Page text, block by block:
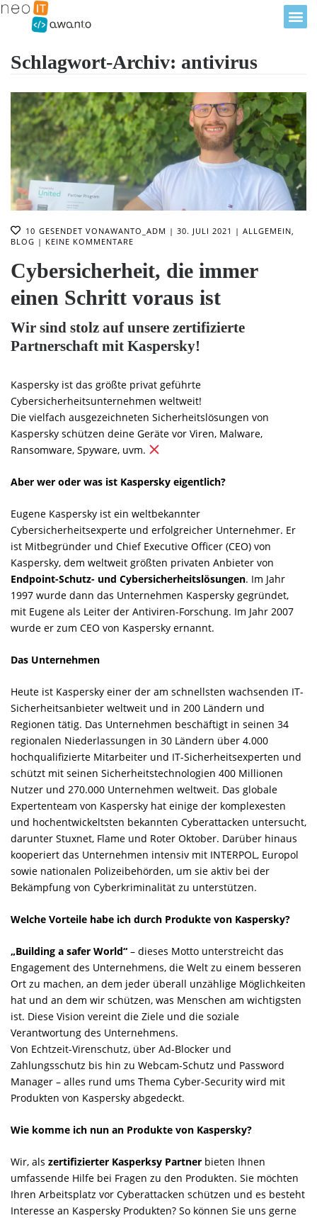
Schlagwort-Archiv: antivirus
10 GESENDET VONAWANTO_ADM 30. JULI 2021 ALLGEMEIN,
BLOG
KEINE KOMMENTARE
Cybersicherheit, die immer
einen Schritt voraus ist
Wir sind stolz auf unsere zertifizierte
Partnerschaft mit Kaspersky!
Kaspersky ist das größte privat geführte
Cybersicherheitsunternehmen weltweit!
Die vielfach ausgezeichneten Sicherheitslösungen von
Kaspersky schützen deine Geräte vor Viren, Malware,
Ransomware, Spyware, uvm.
Aber wer oder was ist Kaspersky eigentlich?
Eugene Kaspersky ist ein weltbekannter
Cybersicherheitsexperte und erfolgreicher Unternehmer. Er
ist Mitbegründer und Chief Executive Officer (CEO) von
Kaspersky, dem weltweit größten privaten Anbieter von
Endpoint-Schutz- und Cybersicherheitslösungen. Im Jahr
1997 wurde dann das Unternehmen Kaspersky gegründet,
mit Eugene als Leiter der Antiviren-Forschung. Im Jahr 2007
wurde er zum CEO von Kaspersky ernannt.
Das Unternehmen
Heute ist Kaspersky einer der am schnellsten wachsenden IT-
Sicherheitsanbieter weltweit und in 200 Ländern und
Regionen tätig. Das Unternehmen beschäftigt in seinen 34
regionalen Niederlassungen in 30 Ländern über 4.000
hochqualifizierte Mitarbeiter und IT-Sicherheitsexperten und
schützt mit seinen Sicherheitstechnologien 400 Millionen
Nutzer und 270.000 Unternehmen weltweit. Das globale
Expertenteam von Kaspersky hat einige der komplexesten
und hochentwickeltsten bekannten Cyberattacken untersucht,
darunter Stuxnet, Flame und Roter Oktober. Darüber hinaus
kooperiert das Unternehmen intensiv mit INTERPOL, Europol
sowie nationalen Polizeibehörden, um sie aktiv bei der
Bekämpfung von Cyberkriminalität zu unterstützen.
Welche Vorteile habe ich durch Produkte von Kaspersky?
„Building a safer World“ – dieses Motto unterstreicht das
Engagement des Unternehmens, die Welt zu einem besseren
Ort zu machen, an dem jeder überall unzählige Möglichkeiten
hat und an dem wir schützen, was Menschen am wichtigsten
ist. Diese Vision vereint die Ziele und die soziale
Verantwortung des Unternehmens.
Von Echtzeit-Virenschutz, über Ad-Blocker und
Zahlungsschutz bis hin zu Webcam-Schutz und Password
Manager – alles rund ums Thema Cyber-Security wird mit
Produkten von Kaspersky abgedeckt.
Wie komme ich nun an Produkte von Kaspersky?
Wir, als zertifizierter Kasperksy Partner bieten Ihnen
umfassende Hilfe bei Fragen zu den Produkten. Sie möchten
Ihren Arbeitsplatz vor Cyberattacken schützen und es besteht
Interesse an Kaspersky Produkten? So können Sie uns gerne